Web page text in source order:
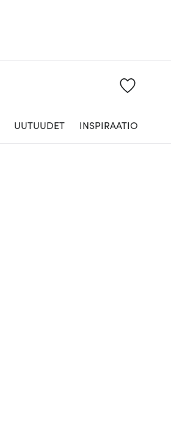
UUTUUDET INSPIRAATIO